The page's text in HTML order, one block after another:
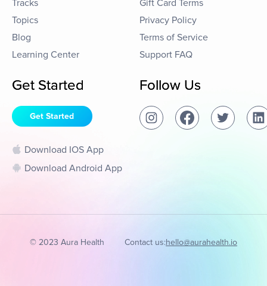
Tracks
Topics
Blog
Learning Center
Gift Card Terms
Privacy Policy
Terms of Service
Support FAQ
Get Started
Get Started
Download IOS App
Download Android App
Follow Us
© 2023 Aura Health Contact us:hello@aurahealth.io